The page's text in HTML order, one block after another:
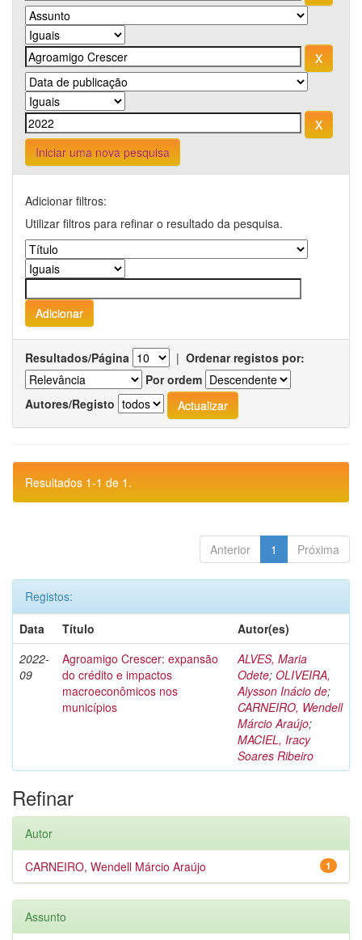
Iniciar uma nova pesquisa
Adicionar filtros:
Utilizar filtros para refinar o resultado da pesquisa.
Resultados/Página | Ordenar registos por:
Por ordem
Autores/Registo
Resultados 1-1 de 1.
Anterior 1 Próxima
Registos:
Data
Título
Autor(es)
2022-
09
Agroamigo Crescer: expansão
do crédito e impactos
macroeconômicos nos
municípios
ALVES, Maria
Odete; OLIVEIRA,
Alysson Inácio de;
CARNEIRO, Wendell
Márcio Araújo;
MACIEL, Iracy
Soares Ribeiro
Refinar
Autor
1
CARNEIRO, Wendell Márcio Araújo
Assunto